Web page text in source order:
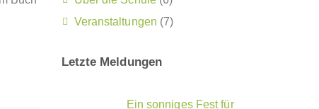
Veranstaltungen (7)
Letzte Meldungen
Ein sonniges Fest für